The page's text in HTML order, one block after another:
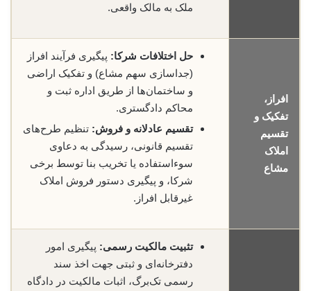
ملک به مالک واقعی.
افراز،
تفکیک و
تقسیم
املاک
مشاع
حل اختلافات شرکا: پیگیری فرآیند افراز
(جداسازی سهم مشاع) و تفکیک اراضی
و ساختمان‌ها از طریق اداره ثبت و
محاکم دادگستری.
تقسیم عادلانه و فروش: تنظیم طرح‌های
تقسیم قانونی، رسیدگی به دعاوی
سوءاستفاده یا تخریب بنا توسط برخی
شرکا، و پیگیری دستور فروش املاک
غیرقابل افراز.
تثبیت مالکیت رسمی: پیگیری امور
دفترخانه‌ای و ثبتی جهت اخذ سند
رسمی تک‌برگ، اثبات مالکیت در دادگاه